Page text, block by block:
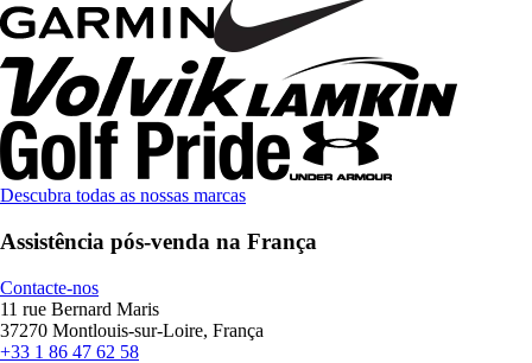
Descubra todas as nossas marcas
Assistência pós-venda na França
Contacte-nos
11 rue Bernard Maris
37270 Montlouis-sur-Loire, França
+33 1 86 47 62 58